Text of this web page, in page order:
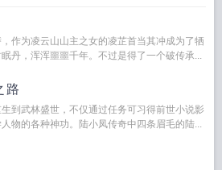
作为凌云山山主之女的凌芷首当其冲成为了牺
丹，浑浑噩噩千年。不过是得了一个破传承...
路
到武林盛世，不仅通过任务可习得前世小说影
物的各种神功。陆小凤传奇中四条眉毛的陆...